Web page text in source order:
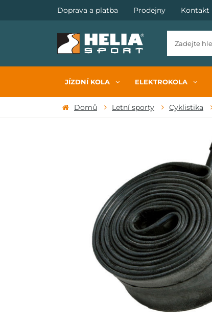
Doprava a platba Prodejny Kontakt
JÍZDNÍ KOLA ELEKTROKOLA
Domů Letní sporty Cyklistika